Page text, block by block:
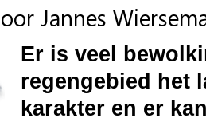
Jannes
Er is veel
regengebied het
karakter en er